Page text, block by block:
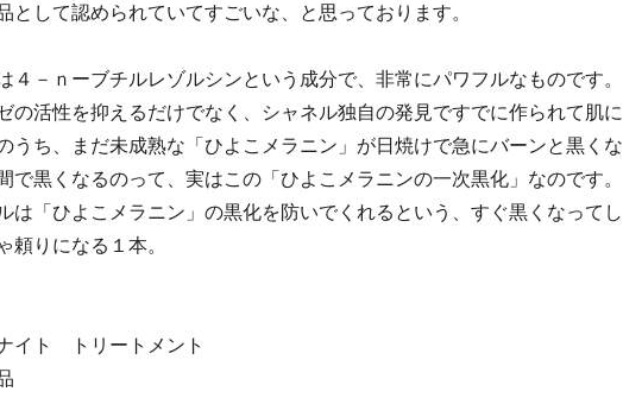
として認められていてすごいな、と思っております。
４－ｎーブチルレゾルシンという成分で、非常にパワフルなものです。
の活性を抑えるだけでなく、シャネル独自の発見ですでに作られて肌に
うち、まだ未成熟な「ひよこメラニン」が日焼けで急にバーンと黒くな
で黒くなるのって、実はこの「ひよこメラニンの一次黒化」なのです。
は「ひよこメラニン」の黒化を防いでくれるという、すぐ黒くなってし
頼りになる１本。
ト トリートメント